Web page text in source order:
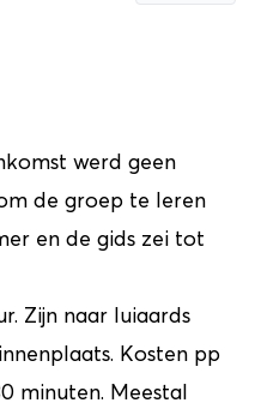
werd geen
de groep te leren
en de gids zei tot
Zijn naar luiaards
Kosten pp
minuten. Meestal